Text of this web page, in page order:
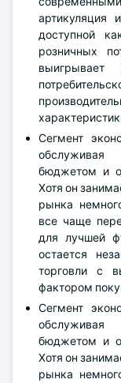
артикуляция
доступной
розничных
Сегмент
бюджетом и
Хотя он
рынка
все чаще
для лучшей
остается
торговли с
фактором
Сегмент
бюджетом и
Хотя он
рынка